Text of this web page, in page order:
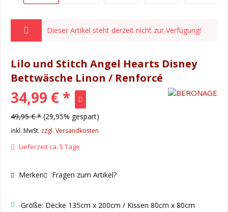
Dieser Artikel steht derzeit nicht zur Verfügung!
Lilo und Stitch Angel Hearts Disney
Bettwäsche Linon / Renforcé
34,99 € *
49,95 € * (29,95% gespart)
inkl. MwSt. zzgl. Versandkosten
Lieferzeit ca. 5 Tage
Merken Fragen zum Artikel?
Größe: Decke 135cm x 200cm / Kissen 80cm x 80cm